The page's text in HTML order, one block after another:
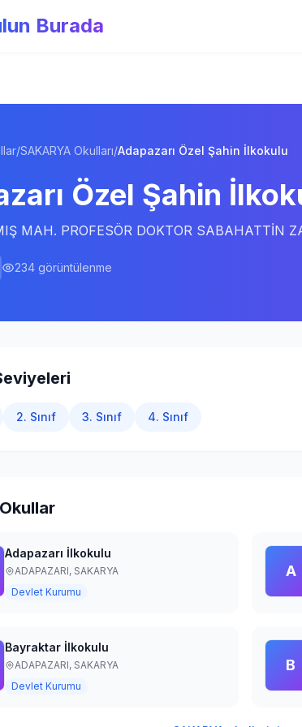
Burada
/SAKARYA Okulları/Adapazarı Özel Şahin İlkokulu
Özel Şahin
MAH. PROFESÖR DOKTOR SABAHATTİN
234 görüntülenme
2. Sınıf 3. Sınıf 4. Sınıf
Adapazarı İlkokulu
ADAPAZARI, SAKARYA
Devlet Kurumu
A
Bayraktar İlkokulu
ADAPAZARI, SAKARYA
Devlet Kurumu
B